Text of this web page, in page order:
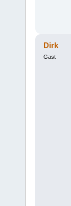
Dirk
Gast